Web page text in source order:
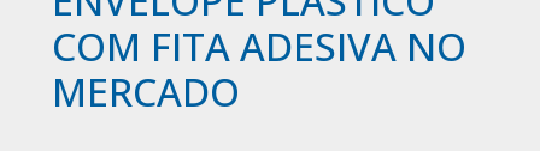
COM FITA ADESIVA NO
MERCADO